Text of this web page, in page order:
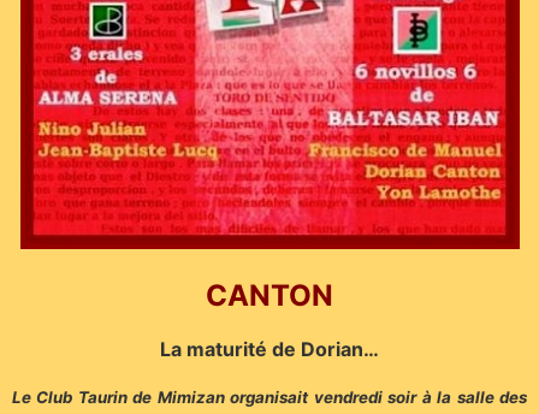
CANTON
La maturité de Dorian…
Le Club Taurin de Mimizan organisait vendredi soir à la salle des